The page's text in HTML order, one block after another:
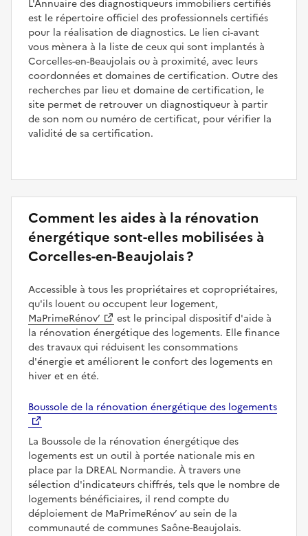
L'Annuaire des diagnostiqueurs immobiliers certifiés
est le répertoire officiel des professionnels certifiés
pour la réalisation de diagnostics. Le lien ci-avant
vous mènera à la liste de ceux qui sont implantés à
Corcelles-en-Beaujolais ou à proximité, avec leurs
coordonnées et domaines de certification. Outre des
recherches par lieu et domaine de certification, le
site permet de retrouver un diagnostiqueur à partir
de son nom ou numéro de certificat, pour vérifier la
validité de sa certification.
Comment les aides à la rénovation
énergétique sont-elles mobilisées à
Corcelles-en-Beaujolais ?
Accessible à tous les propriétaires et copropriétaires,
qu'ils louent ou occupent leur logement,
MaPrimeRénov’
est le principal dispositif d'aide à
la rénovation énergétique des logements. Elle finance
des travaux qui réduisent les consommations
d'énergie et améliorent le confort des logements en
hiver et en été.
Boussole de la rénovation énergétique des logements
La Boussole de la rénovation énergétique des
logements est un outil à portée nationale mis en
place par la DREAL Normandie. À travers une
sélection d'indicateurs chiffrés, tels que le nombre de
logements bénéficiaires, il rend compte du
déploiement de MaPrimeRénov’ au sein de la
communauté de communes Saône-Beaujolais.